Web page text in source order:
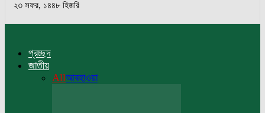
২৩ সফর, ১৪৪৮ হিজরি
প্রচ্ছদ
জাতীয়
Allআবহাওয়া